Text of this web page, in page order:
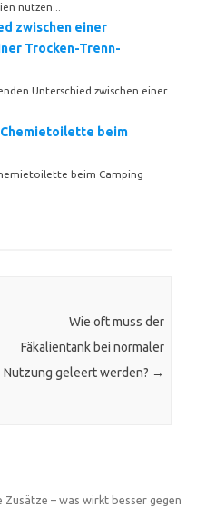
nutzen...
zwischen einer
Trocken-Trenn-
Unterschied zwischen einer
beim
beim Camping
Wie oft muss der
Fäkalientank bei normaler
Nutzung geleert werden? →
– was wirkt besser gegen